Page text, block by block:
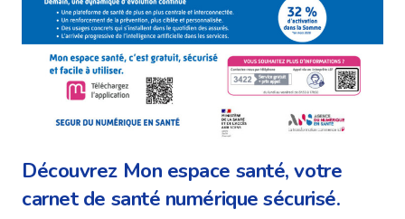
Découvrez Mon espace santé, votre
carnet de santé numérique sécurisé.